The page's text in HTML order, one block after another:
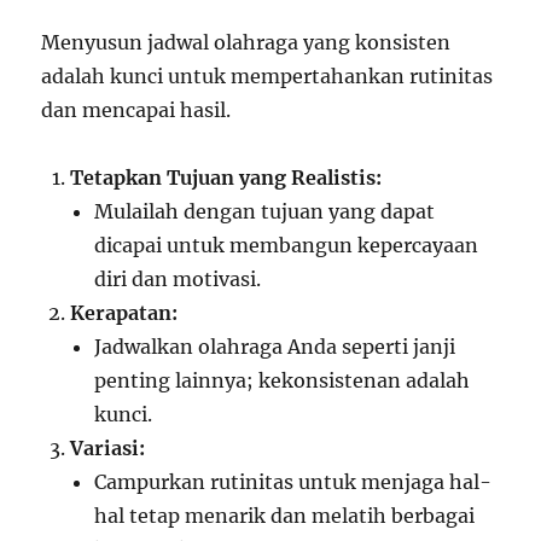
Menyusun jadwal olahraga yang konsisten
adalah kunci untuk mempertahankan rutinitas
dan mencapai hasil.
Tetapkan Tujuan yang Realistis:
Mulailah dengan tujuan yang dapat
dicapai untuk membangun kepercayaan
diri dan motivasi.
Kerapatan:
Jadwalkan olahraga Anda seperti janji
penting lainnya; kekonsistenan adalah
kunci.
Variasi:
Campurkan rutinitas untuk menjaga hal-
hal tetap menarik dan melatih berbagai